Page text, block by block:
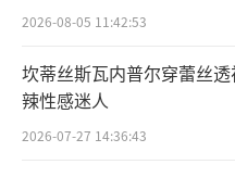
2026-08-05 11:42:53
坎蒂丝斯瓦内普尔穿蕾丝
辣性感迷人
2026-07-27 14:36:43